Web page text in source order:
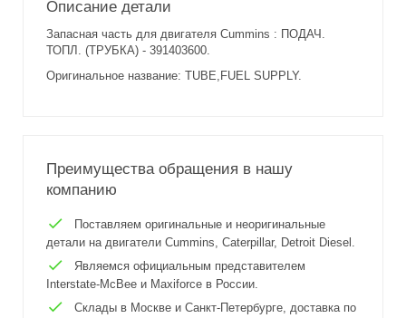
Описание детали
Запасная часть для двигателя Cummins : ПОДАЧ.
ТОПЛ. (ТРУБКА) - 391403600.
Оригинальное название: TUBE,FUEL SUPPLY.
Преимущества обращения в нашу
компанию
Поставляем оригинальные и неоригинальные
детали на двигатели Cummins, Caterpillar, Detroit Diesel.
Являемся официальным представителем
Interstate-McBee и Maxiforce в России.
Склады в Москве и Санкт-Петербурге, доставка по